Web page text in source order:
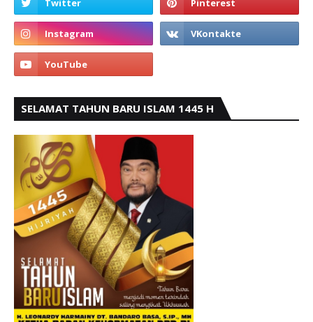
SELAMAT TAHUN BARU ISLAM 1445 H